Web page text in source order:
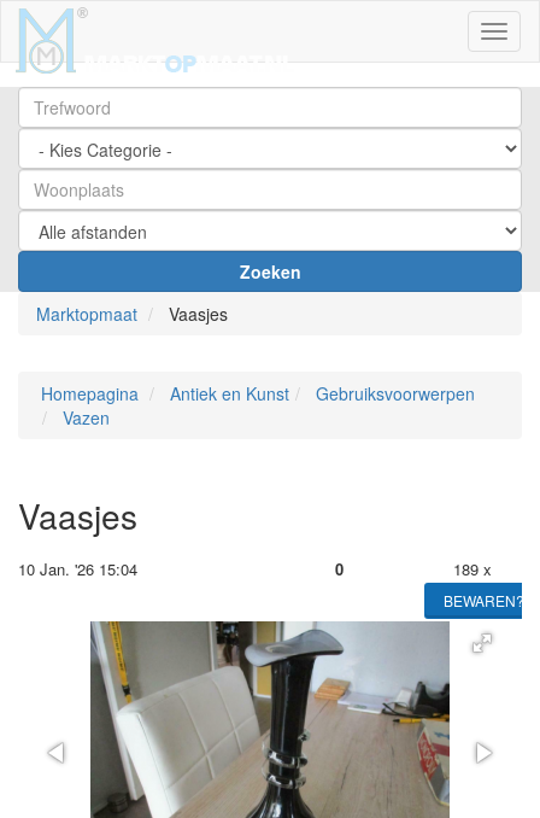
Zoeken
Marktopmaat
Vaasjes
Homepagina Antiek en Kunst
Gebruiksvoorwerpen
Vazen
Vaasjes
10 Jan. '26 15:04 0 189 x
BEWAREN?